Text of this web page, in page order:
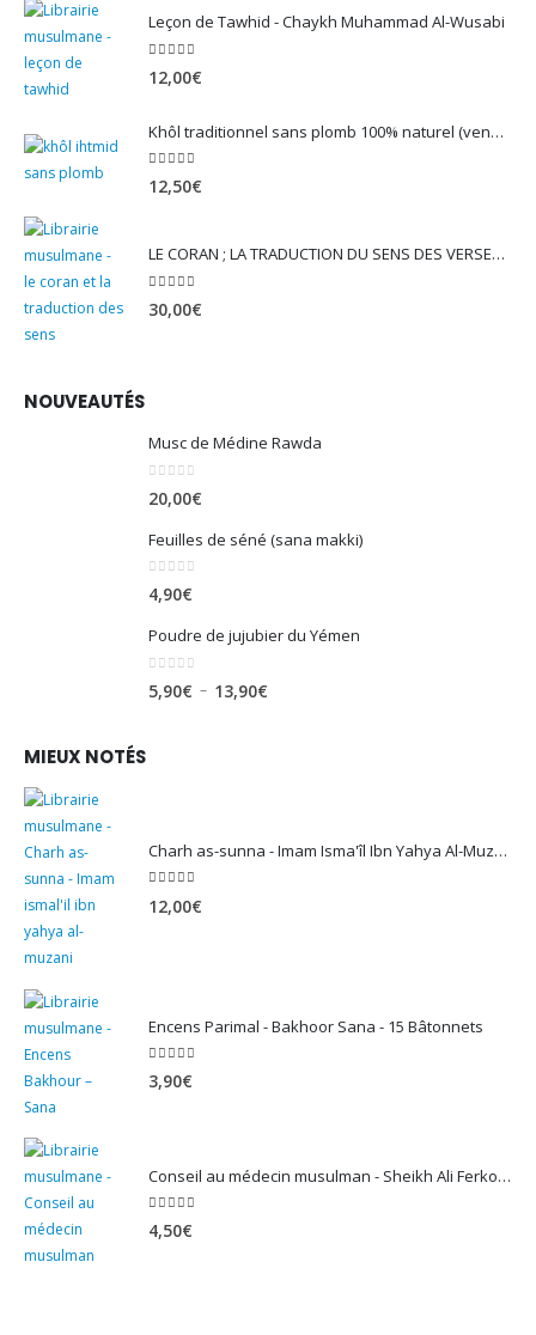
Leçon de Tawhid - Chaykh Muhammad Al-Wusabi
12,00€
Khôl traditionnel sans plomb 100% naturel (vendu avec son mirwed)
4.82sur 5
12,50€
LE CORAN ; LA TRADUCTION DU SENS DES VERSET - EDITION TAWBAH
30,00€
NOUVEAUTÉS
Musc de Médine Rawda
20,00€
Feuilles de séné (sana makki)
0 sur 5
4,90€
Poudre de jujubier du Yémen
5,90€ – 13,90€
MIEUX NOTÉS
Charh as-sunna - Imam Isma'îl Ibn Yahya Al-Muzanî
12,00€
Encens Parimal - Bakhoor Sana - 15 Bâtonnets
5.00sur 5
3,90€
Conseil au médecin musulman - Sheikh Ali Ferkous
5.00sur 5
4,50€